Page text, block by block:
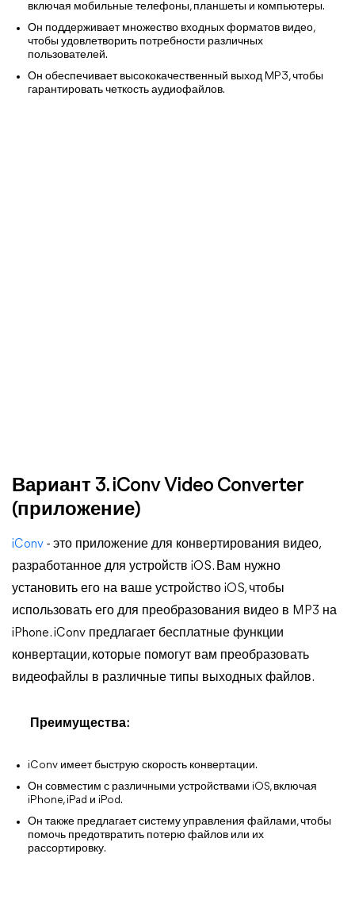
включая мобильные телефоны, планшеты и компьютеры.
Он поддерживает множество входных форматов видео,
чтобы удовлетворить потребности различных
пользователей.
Он обеспечивает высококачественный выход MP3, чтобы
гарантировать четкость аудиофайлов.
Вариант 3. iConv Video Converter
(приложение)
iConv - это приложение для конвертирования видео,
разработанное для устройств iOS. Вам нужно
установить его на ваше устройство iOS, чтобы
использовать его для преобразования видео в MP3 на
iPhone. iConv предлагает бесплатные функции
конвертации, которые помогут вам преобразовать
видеофайлы в различные типы выходных файлов.
Преимущества:
iConv имеет быструю скорость конвертации.
Он совместим с различными устройствами iOS, включая
iPhone, iPad и iPod.
Он также предлагает систему управления файлами, чтобы
помочь предотвратить потерю файлов или их
рассортировку.